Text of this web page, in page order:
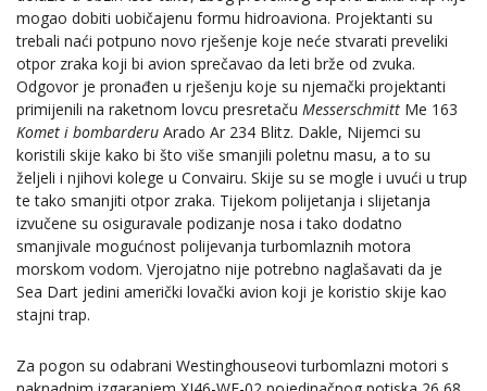
mogao dobiti uobičajenu formu hidroaviona. Projektanti su
trebali naći potpuno novo rješenje koje neće stvarati preveliki
otpor zraka koji bi avion sprečavao da leti brže od zvuka.
Odgovor je pronađen u rješenju koje su njemački projektanti
primijenili na raketnom lovcu presretaču Messerschmitt Me 163
Komet i bombarderu Arado Ar 234 Blitz. Dakle, Nijemci su
koristili skije kako bi što više smanjili poletnu masu, a to su
željeli i njihovi kolege u Convairu. Skije su se mogle i uvući u trup
te tako smanjiti otpor zraka. Tijekom polijetanja i slijetanja
izvučene su osiguravale podizanje nosa i tako dodatno
smanjivale mogućnost polijevanja turbomlaznih motora
morskom vodom. Vjerojatno nije potrebno naglašavati da je
Sea Dart jedini američki lovački avion koji je koristio skije kao
stajni trap.
Za pogon su odabrani Westinghouseovi turbomlazni motori s